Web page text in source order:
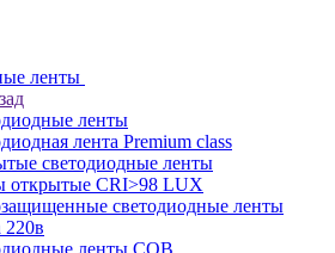
ленты
ленты
лента Premium class
светодиодные ленты
открытые CRI>98 LUX
светодиодные ленты
220в
ленты COB